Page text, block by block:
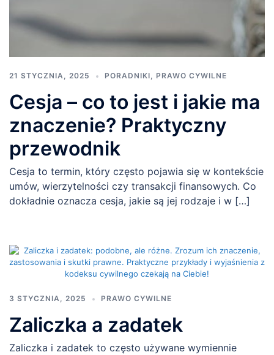
21 STYCZNIA, 2025 PORADNIKI, PRAWO CYWILNE
Cesja – co to jest i jakie ma
znaczenie? Praktyczny
przewodnik
Cesja to termin, który często pojawia się w kontekście
umów, wierzytelności czy transakcji finansowych. Co
dokładnie oznacza cesja, jakie są jej rodzaje i w […]
3 STYCZNIA, 2025 PRAWO CYWILNE
Zaliczka a zadatek
Zaliczka i zadatek to często używane wymiennie